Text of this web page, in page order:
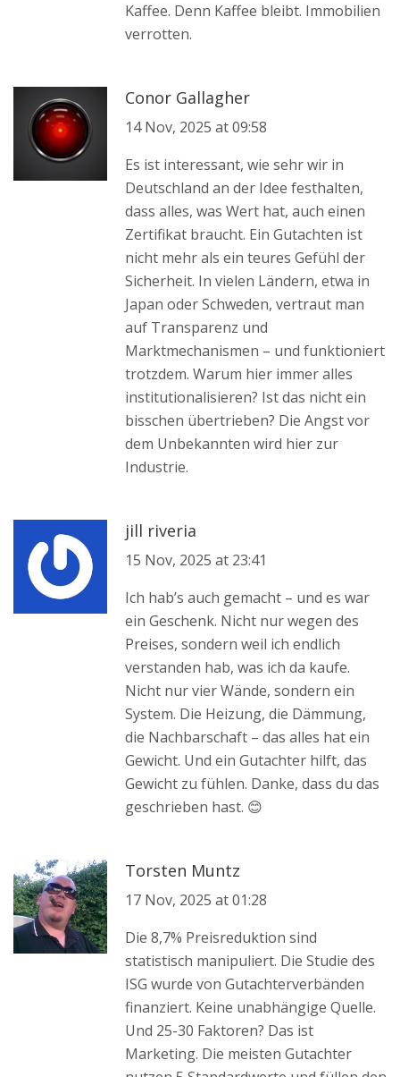
Kaffee. Denn Kaffee bleibt. Immobilien
verrotten.
Conor Gallagher
14 Nov, 2025 at 09:58
Es ist interessant, wie sehr wir in
Deutschland an der Idee festhalten,
dass alles, was Wert hat, auch einen
Zertifikat braucht. Ein Gutachten ist
nicht mehr als ein teures Gefühl der
Sicherheit. In vielen Ländern, etwa in
Japan oder Schweden, vertraut man
auf Transparenz und
Marktmechanismen – und funktioniert
trotzdem. Warum hier immer alles
institutionalisieren? Ist das nicht ein
bisschen übertrieben? Die Angst vor
dem Unbekannten wird hier zur
Industrie.
jill riveria
15 Nov, 2025 at 23:41
Ich hab’s auch gemacht – und es war
ein Geschenk. Nicht nur wegen des
Preises, sondern weil ich endlich
verstanden hab, was ich da kaufe.
Nicht nur vier Wände, sondern ein
System. Die Heizung, die Dämmung,
die Nachbarschaft – das alles hat ein
Gewicht. Und ein Gutachter hilft, das
Gewicht zu fühlen. Danke, dass du das
geschrieben hast. 😊
Torsten Muntz
17 Nov, 2025 at 01:28
Die 8,7% Preisreduktion sind
statistisch manipuliert. Die Studie des
ISG wurde von Gutachterverbänden
finanziert. Keine unabhängige Quelle.
Und 25-30 Faktoren? Das ist
Marketing. Die meisten Gutachter